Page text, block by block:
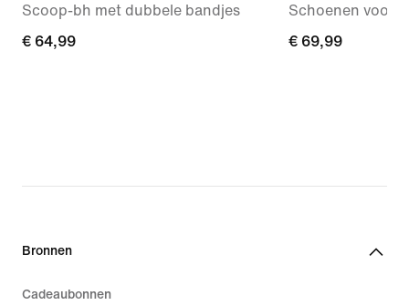
Scoop-bh met dubbele bandjes
€ 64,99
€ 64,99
Schoenen voor
€ 69,99
€ 69,99
Bronnen
Cadeaubonnen